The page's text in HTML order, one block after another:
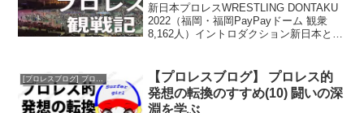
新日本プロレスWRESTLING DONTAKU
2022（福岡・福岡PayPayドーム 観衆
8,162人）イントロダクション新日本とし
いくら名前が変わっても、ひた...
[プロレスブログ] プロレス的発想の転換のすすめ
【プロレスブログ】 プロレス的
発想の転換のすすめ(10) 闘いの深
淵を学ぶ